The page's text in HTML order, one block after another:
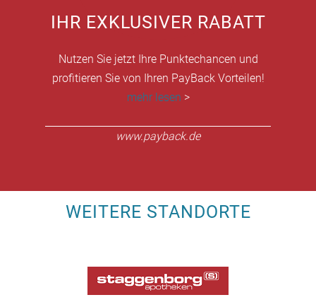
IHR EXKLUSIVER RABATT
Nutzen Sie jetzt Ihre Punktechancen und
profitieren Sie von Ihren PayBack Vorteilen!
mehr lesen >
www.payback.de
WEITERE STANDORTE